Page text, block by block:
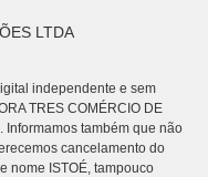
LTDA
independente e sem
TRES COMÉRCIO DE
Informamos também que não
cancelamento do
nome ISTOÉ, tampouco